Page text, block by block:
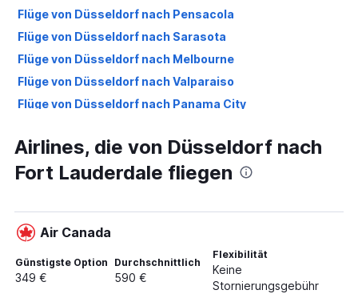
Flüge von Düsseldorf nach Pensacola
Flüge von Düsseldorf nach Sarasota
Flüge von Düsseldorf nach Melbourne
Flüge von Düsseldorf nach Valparaiso
Flüge von Düsseldorf nach Panama City
Flüge von Düsseldorf nach Key West
Flüge von Düsseldorf nach Gainesville
Airlines, die von Düsseldorf nach
Fort Lauderdale fliegen
Air Canada
Günstigste Option
349 €
Durchschnittlich
590 €
Flexibilität
Keine
Stornierungsgebühr